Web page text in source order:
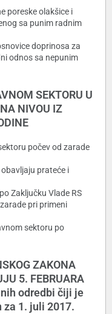
poreske olakšice i
sa punim radnim
doprinosa za
odnos sa nepunim
SEKTORU U
NIVOU IZ
počev od zarade
prateće i
Zaključku Vlade RS
pri primeni
sektoru po
ZAKONA
5. FEBRUARA
odredbi čiji je
1. juli 2017.